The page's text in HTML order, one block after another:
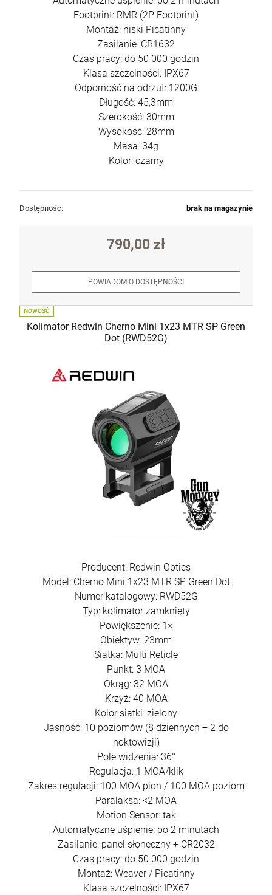
Footprint: RMR (2P Footprint)
Montaż: niski Picatinny
Zasilanie: CR1632
Czas pracy: do 50 000 godzin
Klasa szczelności: IPX67
Odporność na odrzut: 1200G
Długość: 45,3mm
Szerokość: 30mm
Wysokość: 28mm
Masa: 34g
Kolor: czarny
Dostępność: brak na magazynie
790,00 zł
POWIADOM O DOSTĘPNOŚCI
Kolimator Redwin Cherno Mini 1x23 MTR SP Green
Dot (RWD52G)
Producent: Redwin Optics
Model: Cherno Mini 1x23 MTR SP Green Dot
Numer katalogowy: RWD52G
Typ: kolimator zamknięty
Powiększenie: 1×
Obiektyw: 23mm
Siatka: Multi Reticle
Punkt: 3 MOA
Okrąg: 32 MOA
Krzyż: 40 MOA
Kolor siatki: zielony
Jasność: 10 poziomów (8 dziennych + 2 do
noktowizji)
Pole widzenia: 36°
Regulacja: 1 MOA/klik
Zakres regulacji: 100 MOA pion / 100 MOA poziom
Paralaksa: <2 MOA
Motion Sensor: tak
Automatyczne uśpienie: po 2 minutach
Zasilanie: panel słoneczny + CR2032
Czas pracy: do 50 000 godzin
Montaż: Weaver / Picatinny
Klasa szczelności: IPX67
NOWOŚĆ